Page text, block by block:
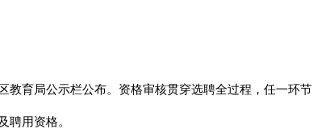
教育局公示栏公布。资格审核贯穿选聘全过程，任一环节
聘用资格。